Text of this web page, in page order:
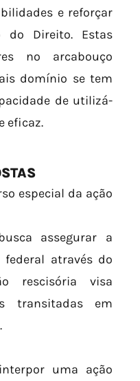
e reforçar
do Direito. Estas
no arcabouço
domínio se tem
de utilizá-
eficaz.
especial da ação
assegurar a
através do
rescisória visa
transitadas em
uma ação